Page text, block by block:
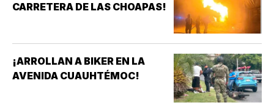
CARRETERA DE LAS CHOAPAS!
¡ARROLLAN A BIKER EN LA
AVENIDA CUAUHTÉMOC!